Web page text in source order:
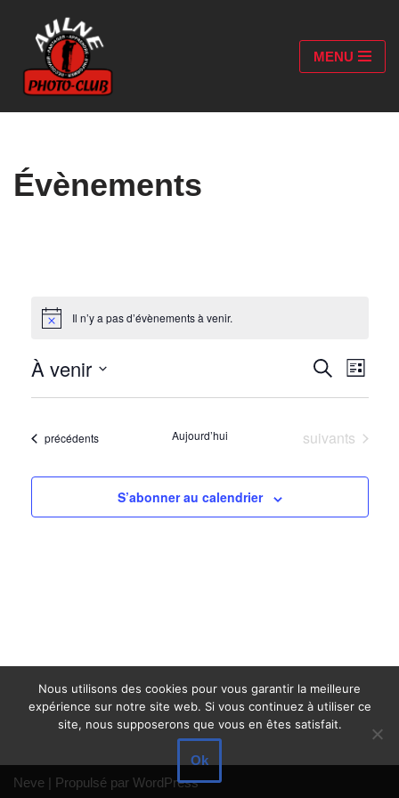
Aller
au
contenu
MENU
Évènements
Notice Il n’y a pas d’évènements à venir.
et
Recherche
de
vues
Liste
À venir
date.Évènements
précédents Aujourd’hui Évènements
suivants
S’abonner au calendrier
Neve | Propulsé par WordPress
Nous utilisons des cookies pour vous garantir la meilleure
expérience sur notre site web. Si vous continuez à utiliser ce
site, nous supposerons que vous en êtes satisfait.
Ok